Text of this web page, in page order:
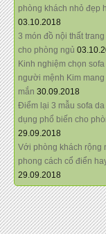
phòng khách nhỏ đẹp
03.10.2018
3 món đồ nội thất
cho phòng ngủ
Kinh nghiệm chọn
người mệnh Kim
mắn 30.09.2018
Điểm lại 3 mẫu sofa
dụng phổ biến cho
29.09.2018
Với phòng khách rộng
phong cách cổ điển
29.09.2018